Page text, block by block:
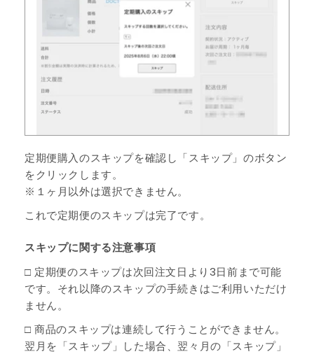
定期便購入のスキップを確認し「スキップ」のボタン
をクリックします。
※１ヶ月以外は選択できません。
これで定期便のスキップは完了です。
スキップに関する注意事項
□ 定期便のスキップは次回注文日より3日前まで可能
です。それ以降のスキップの手続きはご利用いただけ
ません。
□ 商品のスキップは連続して行うことができません。
翌月を「スキップ」した場合、翌々月の「スキップ」